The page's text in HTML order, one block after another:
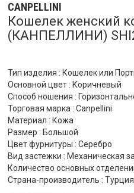
CANPELLINI
Кошелек женский
(КАНПЕЛЛИНИ)
Тип изделия : Кошелек или
Основной цвет : Коричневый
Способ ношения :
Торговая марка : Canpellini
Материал : Кожа
Размер : Большой
Цвет фурнитуры : Серебро
Вид застежки : Механическая
Количество основных
Страна-производитель : Турция